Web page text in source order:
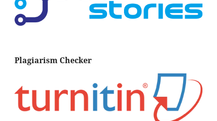
Plagiarism Checker